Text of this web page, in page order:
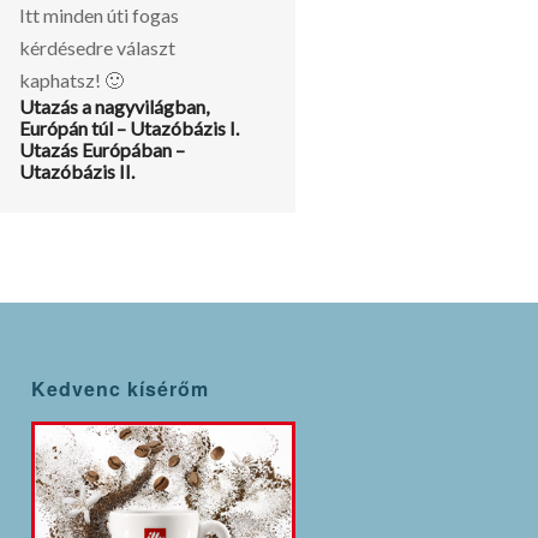
Itt minden úti fogas
kérdésedre választ
kaphatsz! 🙂
Utazás a nagyvilágban,
Európán túl – Utazóbázis I.
Utazás Európában –
Utazóbázis II.
Kedvenc kísérőm